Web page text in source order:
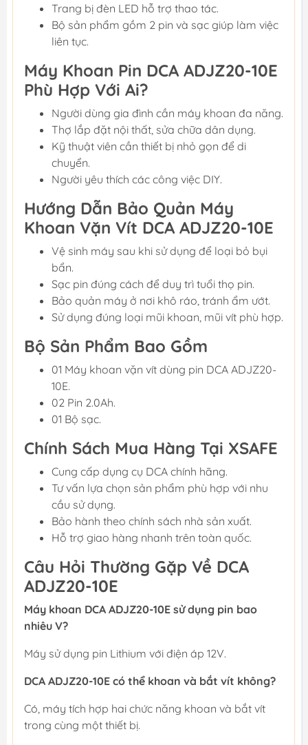
Trang bị đèn LED hỗ trợ thao tác.
Bộ sản phẩm gồm 2 pin và sạc giúp làm việc
liên tục.
Máy Khoan Pin DCA ADJZ20-10E
Phù Hợp Với Ai?
Người dùng gia đình cần máy khoan đa năng.
Thợ lắp đặt nội thất, sửa chữa dân dụng.
Kỹ thuật viên cần thiết bị nhỏ gọn để di
chuyển.
Người yêu thích các công việc DIY.
Hướng Dẫn Bảo Quản Máy
Khoan Vặn Vít DCA ADJZ20-10E
Vệ sinh máy sau khi sử dụng để loại bỏ bụi
bẩn.
Sạc pin đúng cách để duy trì tuổi thọ pin.
Bảo quản máy ở nơi khô ráo, tránh ẩm ướt.
Sử dụng đúng loại mũi khoan, mũi vít phù hợp.
Bộ Sản Phẩm Bao Gồm
01 Máy khoan vặn vít dùng pin DCA ADJZ20-
10E.
02 Pin 2.0Ah.
01 Bộ sạc.
Chính Sách Mua Hàng Tại XSAFE
Cung cấp dụng cụ DCA chính hãng.
Tư vấn lựa chọn sản phẩm phù hợp với nhu
cầu sử dụng.
Bảo hành theo chính sách nhà sản xuất.
Hỗ trợ giao hàng nhanh trên toàn quốc.
Câu Hỏi Thường Gặp Về DCA
ADJZ20-10E
Máy khoan DCA ADJZ20-10E sử dụng pin bao
nhiêu V?
Máy sử dụng pin Lithium với điện áp 12V.
DCA ADJZ20-10E có thể khoan và bắt vít không?
Có, máy tích hợp hai chức năng khoan và bắt vít
trong cùng một thiết bị.